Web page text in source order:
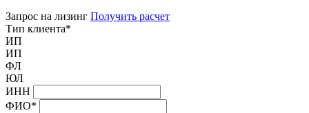
Запрос на лизинг Получить расчет
Тип клиента*
ИП
ИП
ФЛ
ЮЛ
ИНН
ФИО*